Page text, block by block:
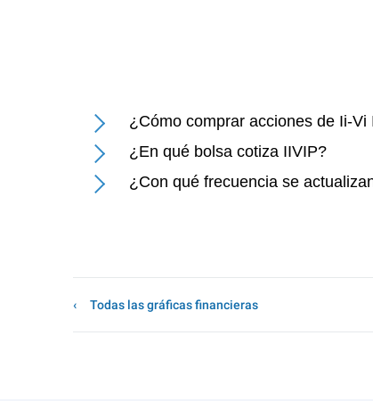
¿Cómo comprar acciones de Ii-Vi
¿En qué bolsa cotiza IIVIP?
¿Con qué frecuencia se
Todas las gráficas financieras